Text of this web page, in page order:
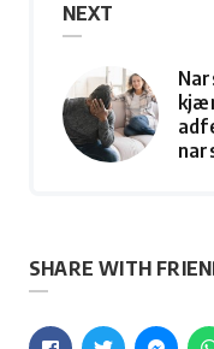
NEXT
SHARE WITH